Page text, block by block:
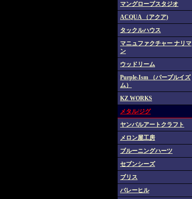
マングローブスタジオ
ACQUA （アクア)
タックルハウス
マニュファクチャー ナリマ
ン
ウッドリーム
Purple-Ism （パープルイズ
ム）
KZ WORKS
メタル/ジグ
ヤンバルアートクラフト
メロン屋工房
ブルーニングハーツ
セブンシーズ
ブリス
バレーヒル